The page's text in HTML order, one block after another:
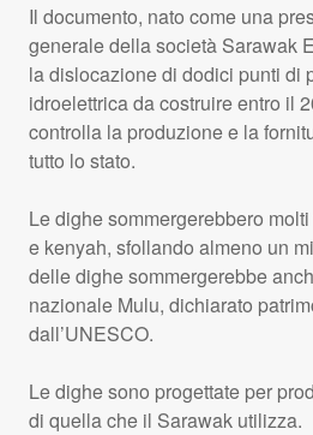
Il documento, nato come una
generale della società Sarawak
la dislocazione di dodici punti di
idroelettrica da costruire entro il
controlla la produzione e la
tutto lo stato.
Le dighe sommergerebbero
e kenyah, sfollando almeno un
delle dighe sommergerebbe
nazionale Mulu, dichiarato
dall’UNESCO.
Le dighe sono progettate per
di quella che il Sarawak utilizza.